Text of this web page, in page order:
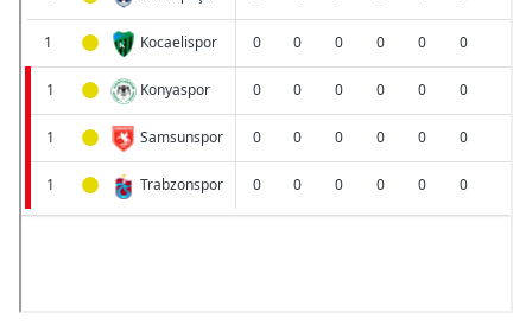
gösterilmeyecektir."
Sizlere daha iyi bir hizmet sunabilmek için İnternet
Sitemizde kendimize ve üçüncü kişilere ait çerezler
kullanılmaktadır. Bu çerezler vasıtasıyla çeşitli kişisel
verileriniz işlenmekte olup gerekli olan çerezler bilgi
toplumu hizmetlerinin sunulması amacıyla
kullanılmaktadır. Diğer çerezler, sitemizin daha işlevsel